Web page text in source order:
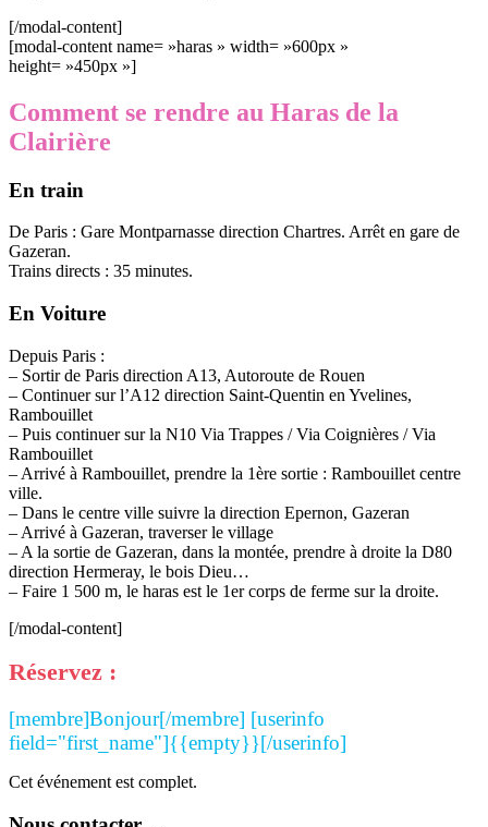
[/modal-content]
[modal-content name= »haras » width= »600px »
height= »450px »]
Comment se rendre au Haras de la
Clairière
En train
De Paris : Gare Montparnasse direction Chartres. Arrêt en gare de
Gazeran.
Trains directs : 35 minutes.
En Voiture
Depuis Paris :
– Sortir de Paris direction A13, Autoroute de Rouen
– Continuer sur l’A12 direction Saint-Quentin en Yvelines,
Rambouillet
– Puis continuer sur la N10 Via Trappes / Via Coignières / Via
Rambouillet
– Arrivé à Rambouillet, prendre la 1ère sortie : Rambouillet centre
ville.
– Dans le centre ville suivre la direction Epernon, Gazeran
– Arrivé à Gazeran, traverser le village
– A la sortie de Gazeran, dans la montée, prendre à droite la D80
direction Hermeray, le bois Dieu…
– Faire 1 500 m, le haras est le 1er corps de ferme sur la droite.
[/modal-content]
Réservez :
[membre]Bonjour[/membre] [userinfo
field="first_name"]{{empty}}[/userinfo]
Cet événement est complet.